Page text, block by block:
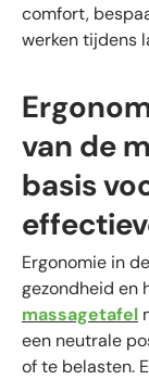
comfort,
werken tijdens
van de
basis
Ergonomie in
gezondheid en
massagetafel
een neutrale
of te belasten.